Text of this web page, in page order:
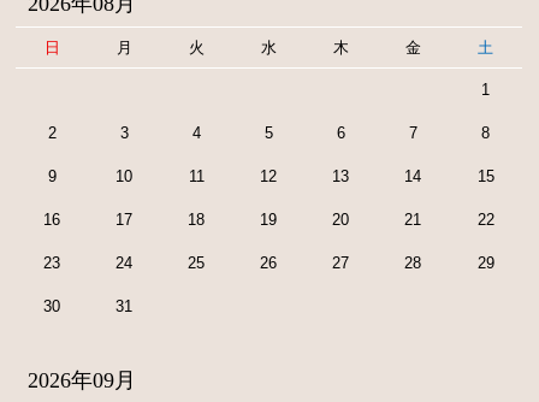
日 月 火 水 木 金 土
1
2 3 4 5 6 7 8
9 10 11 12 13 14 15
16 17 18 19 20 21 22
23 24 25 26 27 28 29
30 31
2026年09月